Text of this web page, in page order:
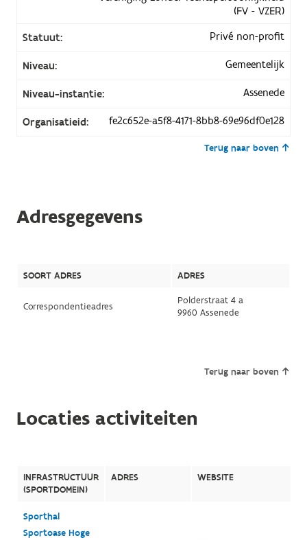
(FV - VZER)
Statuut:
Privé non-profit
Niveau: Gemeentelijk
Niveau-instantie: Assenede
Organisatieid: fe2c652e-a5f8-4171-8bb8-69e96df0e128
Terug naar boven
Adresgegevens
SOORT ADRES ADRES
Correspondentieadres
Polderstraat 4 a
9960 Assenede
Terug naar boven
Locaties activiteiten
INFRASTRUCTUUR
(SPORTDOMEIN)
ADRES WEBSITE
Sporthal
Sportoase Hoge